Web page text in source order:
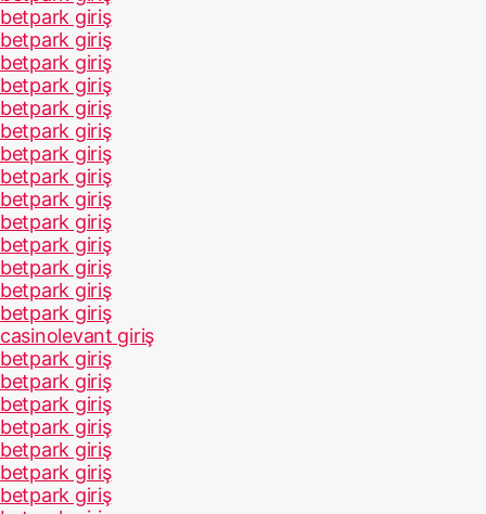
betpark giriş
betpark giriş
betpark giriş
betpark giriş
betpark giriş
betpark giriş
betpark giriş
betpark giriş
betpark giriş
betpark giriş
betpark giriş
betpark giriş
betpark giriş
betpark giriş
casinolevant giriş
betpark giriş
betpark giriş
betpark giriş
betpark giriş
betpark giriş
betpark giriş
betpark giriş